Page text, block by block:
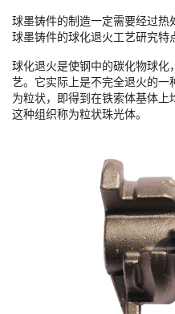
球墨铸件的制造一定需要经过热
球墨铸件的球化退火工艺研究特
球化退火是使钢中的碳化物球
艺。它实际上是不完全退火的
为粒状，即得到在铁索体基体上
这种组织称为粒状珠光体。